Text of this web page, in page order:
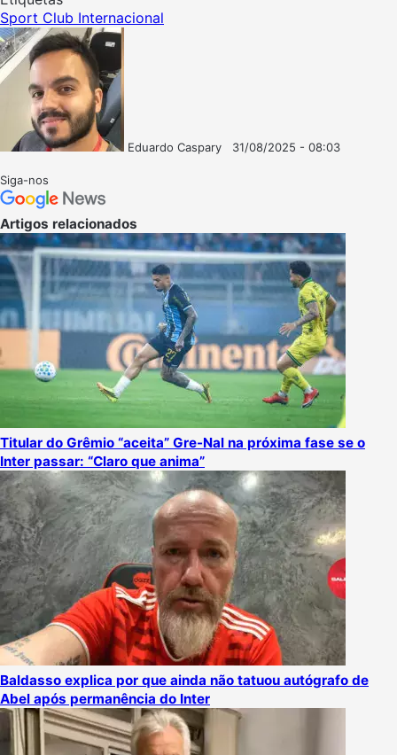
Sport Club Internacional
Eduardo Caspary
31/08/2025 - 08:03
Siga-nos
Artigos relacionados
Titular do Grêmio “aceita” Gre-Nal na próxima fase se o
Inter passar: “Claro que anima”
Baldasso explica por que ainda não tatuou autógrafo de
Abel após permanência do Inter